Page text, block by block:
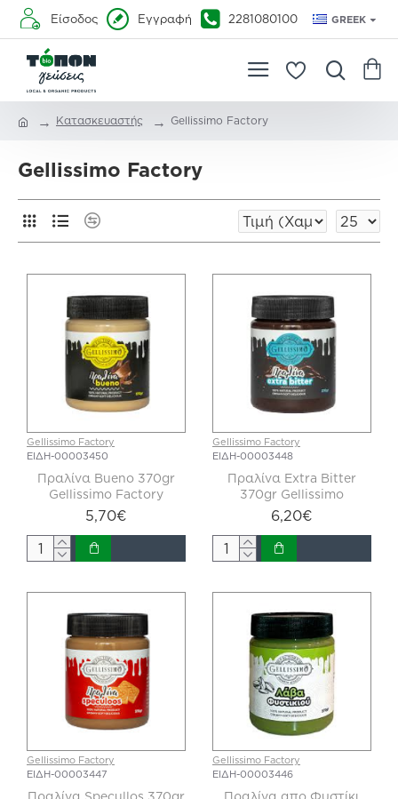
Είσοδος Εγγραφή 2281080100 GREEK
Κατασκευαστής Gellissimo Factory
Gellissimo Factory
Gellissimo Factory
ΕΙΔΗ-00003450
Πραλίνα Bueno 370gr
Gellissimo Factory
5,70€
Gellissimo Factory
ΕΙΔΗ-00003448
Πραλίνα Extra Bitter
370gr Gellissimo
6,20€
Gellissimo Factory
ΕΙΔΗ-00003447
Gellissimo Factory
ΕΙΔΗ-00003446